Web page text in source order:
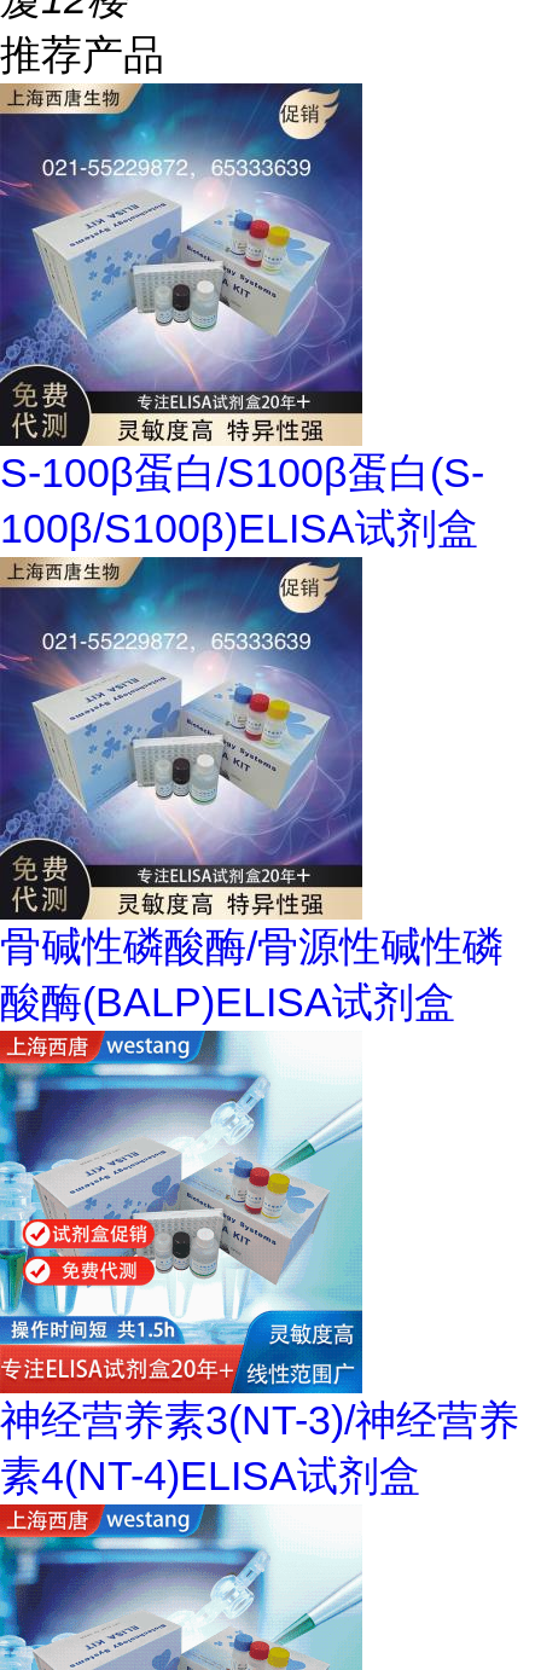
推荐产品
S-100β蛋白/S100β蛋白(S-
100β/S100β)ELISA试剂盒
骨碱性磷酸酶/骨源性碱性磷
酸酶(BALP)ELISA试剂盒
神经营养素3(NT-3)/神经营养
素4(NT-4)ELISA试剂盒